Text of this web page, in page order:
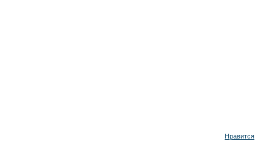
Нравится